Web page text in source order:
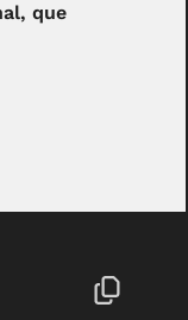
que